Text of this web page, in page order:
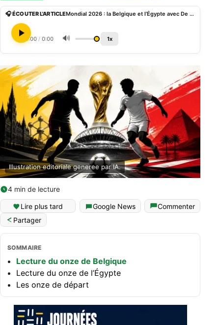
🎧 ÉCOUTER L'ARTICLE Mondial 2026 : la Belgique et l’Égypte avec De Bruyne et Salah dans deux 4-2-3-1
0:00 / 0:00 🔊 1x
Illustration editoriale generee par IA.
4 min de lecture
Lire plus tard Google News
Commenter
Partager
SOMMAIRE
Lecture du onze de Belgique
Lecture du onze de l’Égypte
Les onze de départ